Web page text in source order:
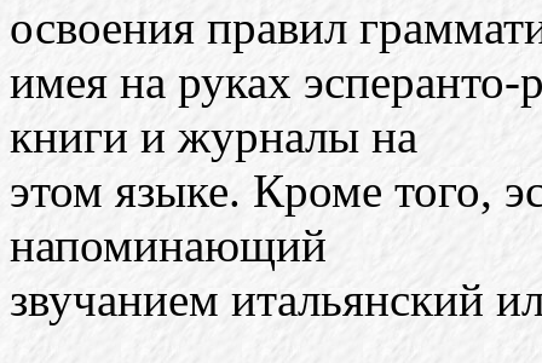
освоения правил
имея на руках эсперанто-
книги и журналы на
этом языке. Кроме того,
напоминающий
звучанием итальянский